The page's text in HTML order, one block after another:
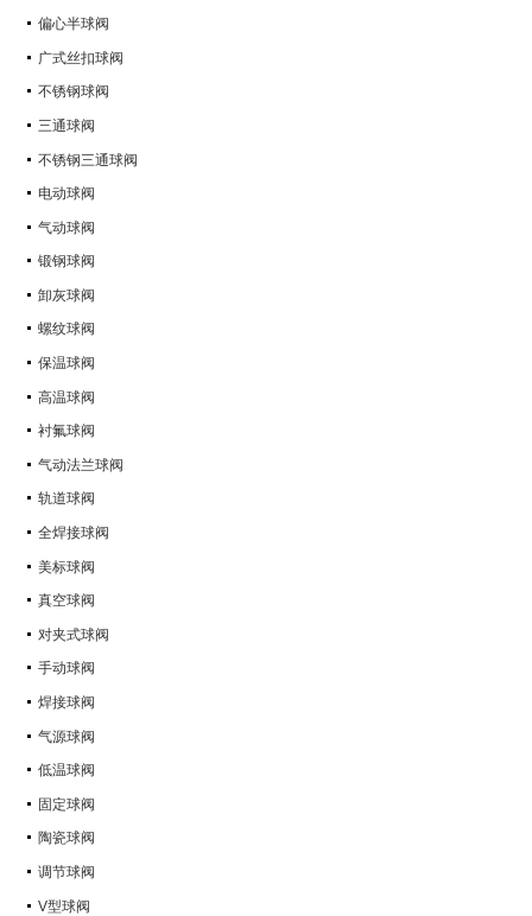
偏心半球阀
广式丝扣球阀
不锈钢球阀
三通球阀
不锈钢三通球阀
电动球阀
气动球阀
锻钢球阀
卸灰球阀
螺纹球阀
保温球阀
高温球阀
衬氟球阀
气动法兰球阀
轨道球阀
全焊接球阀
美标球阀
真空球阀
对夹式球阀
手动球阀
焊接球阀
气源球阀
低温球阀
固定球阀
陶瓷球阀
调节球阀
V型球阀